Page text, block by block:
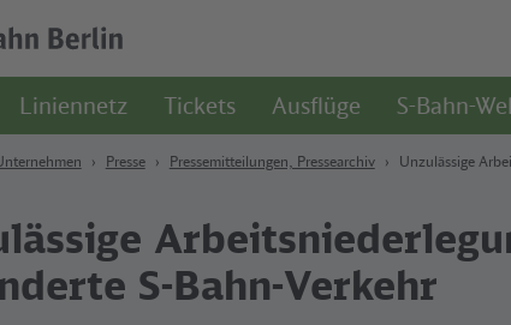
Liniennetz Tickets Ausflüge S-Bahn-
Presse Pressemitteilungen, Pressearchiv Unzulässige
S-Bahn-Verkehr